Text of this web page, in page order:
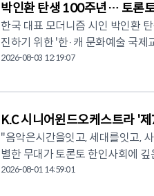
스' ▲TIFF 행사장 내 '한국문화 프로모션
객 안내 및 현장 응대, 프로모션 부
배포, 대기줄 및 동선 관리, 한국어·영어 통역 지원 등이
무할 수 있는 신분(SIN 소지자)으
력자는 우대한다. 급여는 시간당 20달러부터 시작하며, 맡은 포지션과 관련 경력, 현장 책임 범위에
따라 차등 지급된다. 원하는 날짜
수 역량 보유자는 9월 초부터 사전 합류해 준비
지원 가능 일시, 어학 수준, 관련 경
lineupcanada@gmail.com 또는
박인환 탄생 100주년… 토론
한국 대표 모더니즘 시인 박인환
진하기 위한 '한·캐 문화예술 국
이번 행사는 한카문화예술원
문화예술 분야의 주요 인물들이
(토)부터 24일(월)까지 페어뷰 라
뮤지컬 배우 마스터 클래스'다. 스
우로서 전문 역량을 키우고 싶은 이들을 지도한다. 참가비는 200달
및 '조선에 등불을' 교재가 증정된다. ■ 동포들을 위한 '한국문학 워크숍' 이어 8월 26일(수) 오전
2026-08-03 12:19:07
K.C 시니어윈드오케스트라 '
"음악은시간을잇고, 세대를잇고, 사람을잇는다." 음악으로 세대를 잇
별한 무대가 토론토 한인사회에 깊은 감동을 선사했다. K.C 시
휘 조상두 목사)는 지난 7월 25일
2026-08-01 14:59:01